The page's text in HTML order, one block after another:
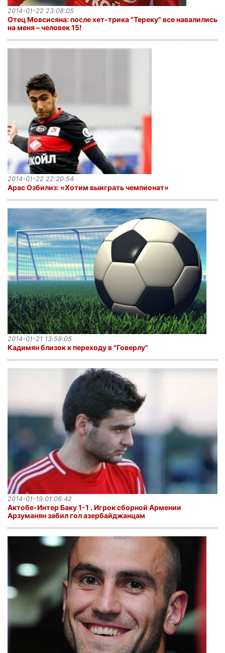
Отец Мовсисяна: после хет-трика "Тереку" все навалились
на меня – человек 15!
2014-01-22 23:08:05
Арас Озбилиз: «Хотим выиграть чемпионат»
2014-01-22 22:20:54
Кадимян близок к переходу в "Говерлу"
2014-01-21 13:59:05
Актобе-Интер Баку 1-1 . Игрок сборной Армении
Арзуманян забил гол азербайджанцам
2014-01-19 01:06:42